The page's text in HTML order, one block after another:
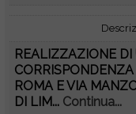
REALIZZAZIONE
ROMA E VIA
DI LIM... Continua...